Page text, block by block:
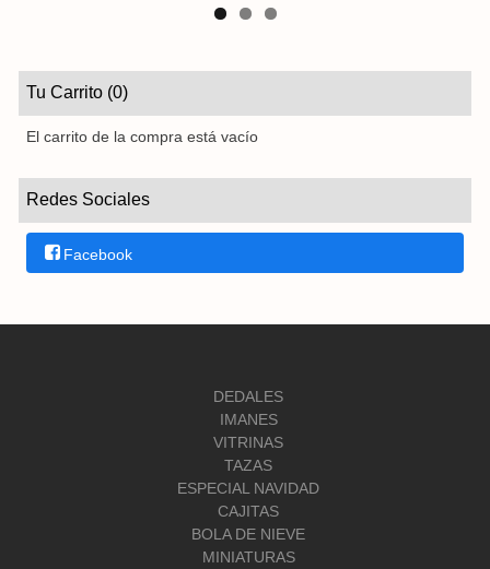
Tu Carrito (0)
El carrito de la compra está vacío
Redes Sociales
Facebook
DEDALES
IMANES
VITRINAS
TAZAS
ESPECIAL NAVIDAD
CAJITAS
BOLA DE NIEVE
MINIATURAS